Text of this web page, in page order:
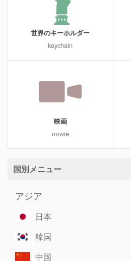
世界のキーホルダー
keychain
映画
movie
国別メニュー
アジア
日本
韓国
中国